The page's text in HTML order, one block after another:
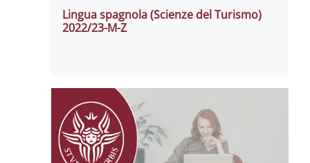
Lingua spagnola (Scienze del Turismo)
2022/23-M-Z